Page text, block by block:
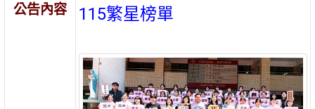
公告內容
115繁星榜單